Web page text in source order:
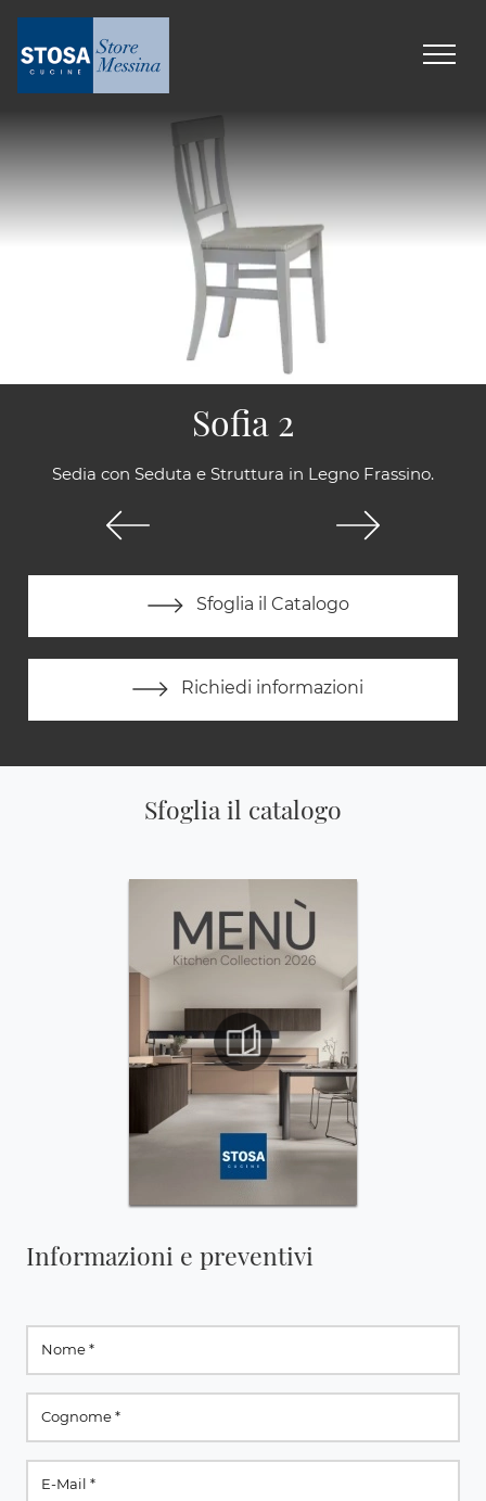
Sedia con Seduta e Struttura in Legno Frassino.
Sfoglia il Catalogo
Richiedi informazioni
Sofia 2
Sfoglia il catalogo
Informazioni e preventivi